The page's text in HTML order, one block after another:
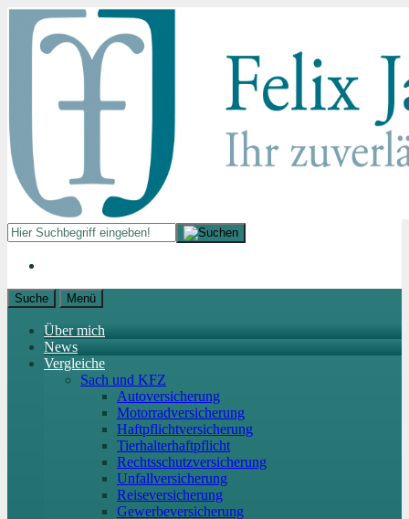
Suche Menü
Über mich
News
Vergleiche
Sach und KFZ
Autoversicherung
Motorradversicherung
Haftpflichtversicherung
Tierhalterhaftpflicht
Rechtsschutzversicherung
Unfallversicherung
Reiseversicherung
Gewerbeversicherung